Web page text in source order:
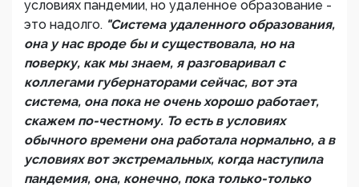
условиях пандемии, но удаленное образование -
это надолго. "Система удаленного образования,
она у нас вроде бы и существовала, но на
поверку, как мы знаем, я разговаривал с
коллегами губернаторами сейчас, вот эта
система, она пока не очень хорошо работает,
скажем по-честному. То есть в условиях
обычного времени она работала нормально, а в
условиях вот экстремальных, когда наступила
пандемия, она, конечно, пока только-только